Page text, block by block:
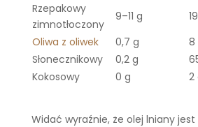
Rzepakowy
zimnotłoczony
9–11 g
Oliwa z oliwek
0,7 g 8
Słonecznikowy
0,2 g
Kokosowy
0 g 2
Widać wyraźnie, że olej lniany